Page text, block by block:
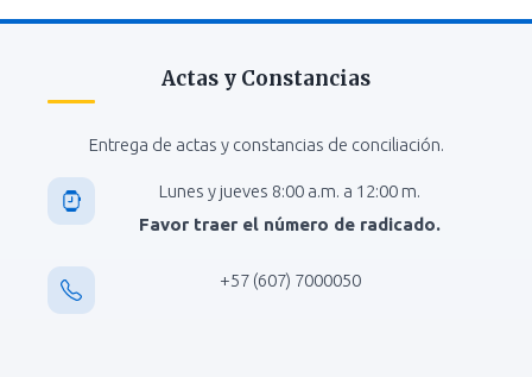
Actas y Constancias
Entrega de actas y constancias de conciliación.
Lunes y jueves 8:00 a.m. a 12:00 m.
Favor traer el número de radicado.
+57 (607) 7000050